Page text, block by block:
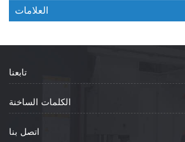
العلامات
تابعنا
الكلمات الساخنة
اتصل بنا